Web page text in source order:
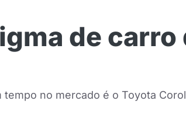
de carro
no mercado é o Toyota